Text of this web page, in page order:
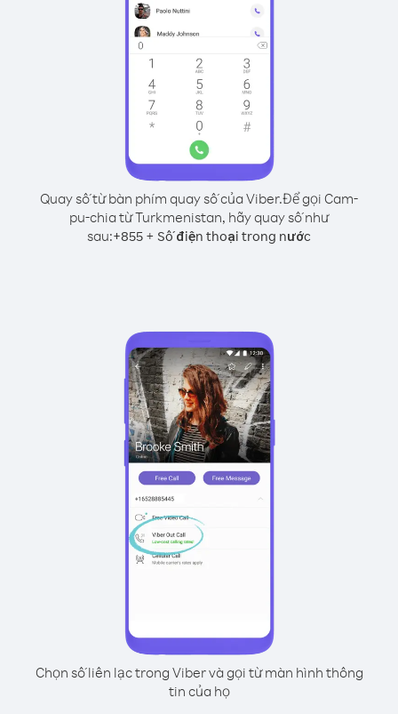
Quay số từ bàn phím quay số của Viber.Để gọi Cam-
pu-chia từ Turkmenistan, hãy quay số như
sau:+855 + Số điện thoại trong nước
Chọn số liên lạc trong Viber và gọi từ màn hình thông
tin của họ